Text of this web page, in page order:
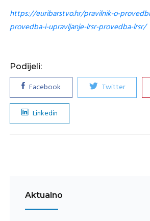
https://euribarstvo.hr/pravilnik-o-
provedba-i-upravljanje-lrsr-provedba-lrsr/
Podijeli:
Facebook Twitter
Linkedin
Aktualno